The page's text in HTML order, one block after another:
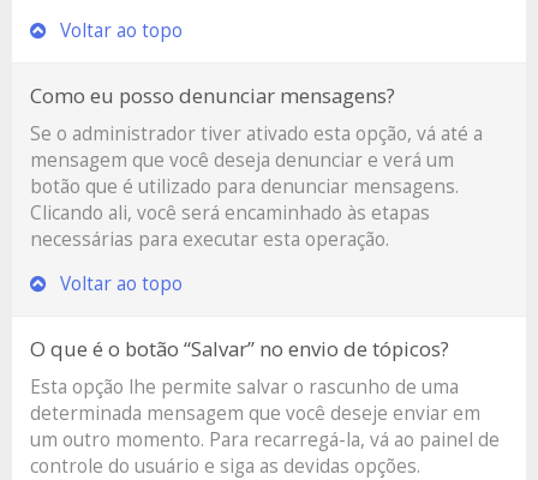
Voltar ao topo
Como eu posso denunciar mensagens?
Se o administrador tiver ativado esta opção, vá até a
mensagem que você deseja denunciar e verá um
botão que é utilizado para denunciar mensagens.
Clicando ali, você será encaminhado às etapas
necessárias para executar esta operação.
Voltar ao topo
O que é o botão “Salvar” no envio de tópicos?
Esta opção lhe permite salvar o rascunho de uma
determinada mensagem que você deseje enviar em
um outro momento. Para recarregá-la, vá ao painel de
controle do usuário e siga as devidas opções.